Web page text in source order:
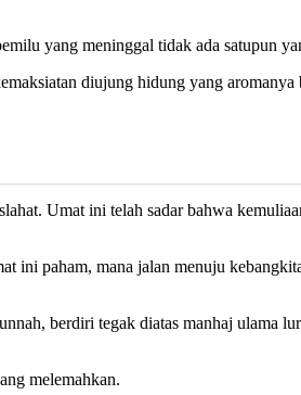
yang meninggal tidak ada satupun
diujung hidung yang aromanya
Umat ini telah sadar bahwa
ini paham, mana jalan menuju
berdiri tegak diatas manhaj ulama
melemahkan.